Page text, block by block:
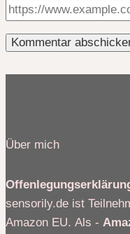
Über mich
sensorily.de ist
Amazon EU. Als -